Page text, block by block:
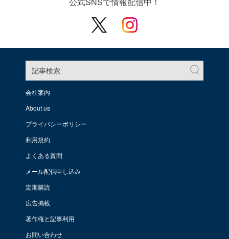
記事検索
会社案内
About us
プライバシーポリシー
利用規約
よくある質問
メール配信申し込み
定期購読
広告掲載
著作権と記事利用
お問い合わせ